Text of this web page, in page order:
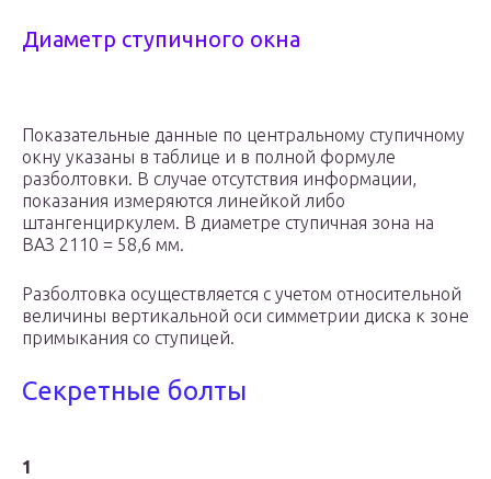
Диаметр ступичного окна
Показательные данные по центральному ступичному
окну указаны в таблице и в полной формуле
разболтовки. В случае отсутствия информации,
показания измеряются линейкой либо
штангенциркулем. В диаметре ступичная зона на
ВАЗ 2110 = 58,6 мм.
Разболтовка осуществляется с учетом относительной
величины вертикальной оси симметрии диска к зоне
примыкания со ступицей.
Секретные болты
1